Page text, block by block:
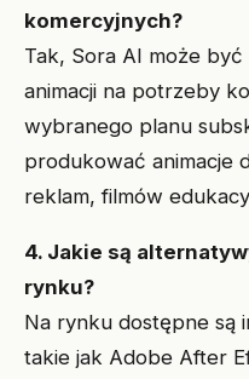
komercyjnych?
Tak, Sora AI może
animacji na potrzeby
wybranego planu
produkować animacje
reklam, filmów
4. Jakie są
rynku?
Na rynku dostępne są
takie jak Adobe After